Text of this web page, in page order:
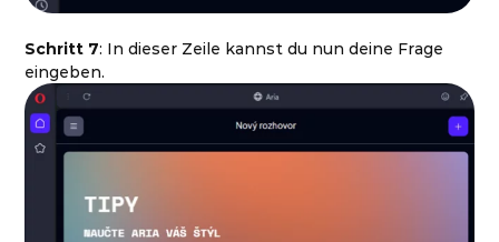
Schritt 7: In dieser Zeile kannst du nun deine Frage
eingeben.